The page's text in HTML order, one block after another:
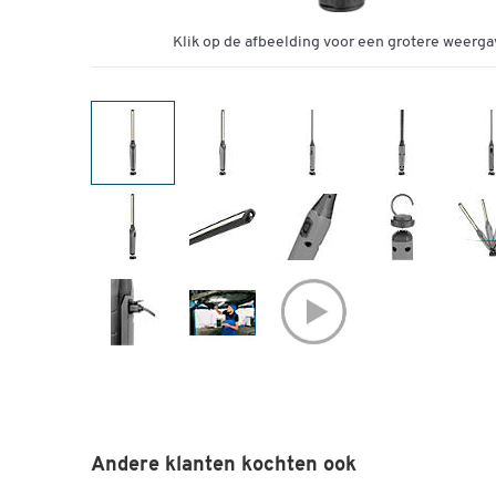
Klik op de afbeelding voor een grotere
Andere klanten kochten ook